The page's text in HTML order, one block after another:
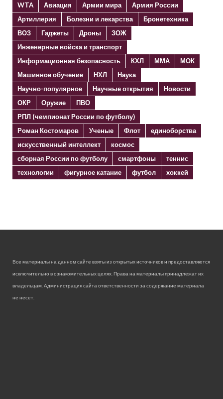
WTA
Авиация Армии мира
Армия России
Артиллерия
Болезни и лекарства
Бронетехника
ВОЗ
Гаджеты Дроны
ЗОЖ
Инженерные войска и транспорт
Информационная безопасность
КХЛ ММА
МОК
Машинное обучение
НХЛ
Наука
Научно-популярное
Научные открытия
Новости
ОКР
Оружие
ПВО
РПЛ (чемпионат России по футболу)
Роман Костомаров
Ученые Флот
единоборства
искусственный интеллект
космос
сборная России по футболу
смартфоны
теннис
технологии
фигурное катание футбол хоккей
Все материалы на данном сайте взяты из открытых источников и предоставляются
исключительно в ознакомительных целях. Права на материалы принадлежат их
владельцам. Администрация сайта ответственности за содержание материала
не несет.